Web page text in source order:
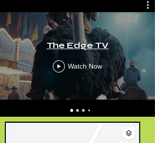
The Edge TV
Watch Now